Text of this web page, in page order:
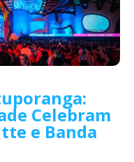
Celebram
e Banda